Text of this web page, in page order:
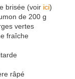
brisée (voir ici)
de 200 g
vertes
fraîche
râpé